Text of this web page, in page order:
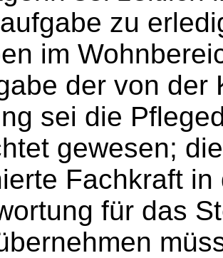
zu
im
der von der
sei die
gewesen;
Fachkraft
für das